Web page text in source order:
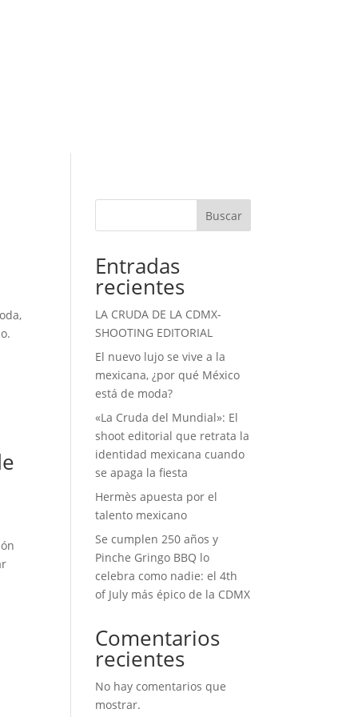
Buscar
Entradas
recientes
LA CRUDA DE LA CDMX-
SHOOTING EDITORIAL
El nuevo lujo se vive a la
mexicana, ¿por qué México
está de moda?
«La Cruda del Mundial»: El
shoot editorial que retrata la
identidad mexicana cuando
se apaga la fiesta
Hermès apuesta por el
talento mexicano
Se cumplen 250 años y
Pinche Gringo BBQ lo
celebra como nadie: el 4th
of July más épico de la CDMX
Comentarios
recientes
No hay comentarios que
mostrar.